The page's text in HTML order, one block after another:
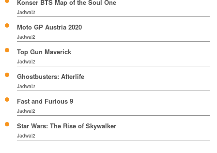
Konser BTS Map of the Soul One
Jadwal2
Moto GP Austria 2020
Jadwal2
Top Gun Maverick
Jadwal2
Ghostbusters: Afterlife
Jadwal2
Fast and Furious 9
Jadwal2
Star Wars: The Rise of Skywalker
Jadwal2